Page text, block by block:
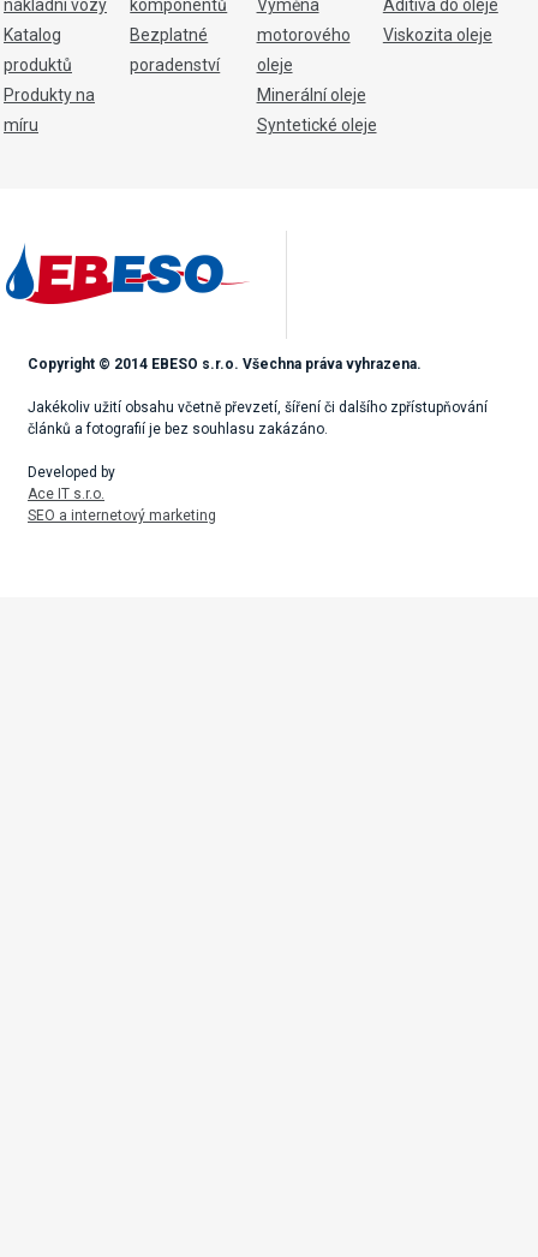
nákladní vozy
Katalog
produktů
Produkty na
míru
komponentů
Bezplatné
poradenství
Výměna
motorového
oleje
Minerální oleje
Syntetické oleje
Aditiva do oleje
Viskozita oleje
Copyright © 2014 EBESO s.r.o. Všechna práva vyhrazena.
Jakékoliv užití obsahu včetně převzetí, šíření či dalšího zpřístupňování
článků a fotografií je bez souhlasu zakázáno.
Developed by
Ace IT s.r.o.
SEO a internetový marketing